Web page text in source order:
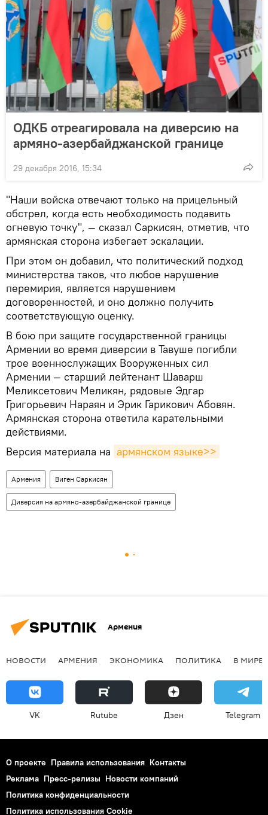
ОДКБ отреагировалa на диверсию на
армяно-азербайджанской границе
29 декабря 2016, 15:34
"Наши войска отвечают только на прицельный
обстрел, когда есть необходимость подавить
огневую точку", — сказал Саркисян, отметив, что
армянская сторона избегает эскалации.
При этом он добавил, что политический подход
министерства таков, что любое нарушение
перемирия, является нарушением
договоренностей, и оно должно получить
соответствующую оценку.
В бою при защите государственной границы
Армении во время диверсии в Тавуше погибли
трое военнослужащих Вооруженных сил
Армении — старший лейтенант Шаварш
Меликсетович Меликян, рядовые Эдгар
Григорьевич Нараян и Эрик Гарикович Абовян.
Армянская сторона ответила карательными
действиями.
Версия материала на армянском языке>>
Армения Виген Саркисян
Диверсия на армяно-азербайджанской границе
Армения
НОВОСТИ АРМЕНИЯ ЭКОНОМИКА ПОЛИТИКА В МИРЕ
VK Rutube Дзен Telegram
О проекте Правила использования Контакты
Реклама Пресс-релизы Новости компаний
Политика конфиденциальности
Политика использования Cookie